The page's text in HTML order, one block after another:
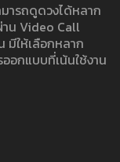
ารถดูดวงได้หลาก
น Video Call
ให้เลือกหลาก
อกแบบที่เน้นใช้งาน